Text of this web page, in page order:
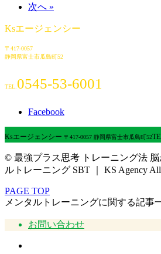
次へ »
Ksエージェンシー
〒417-0057
静岡県富士市瓜島町52
TEL.0545-53-6001
Facebook
Ksエージェンシー 〒417-0057 静岡県富士市瓜島町52
© 最強プラス思考 トレーニング法
ルトレーニング SBT ｜ KS Agency All
PAGE TOP
メンタルトレーニングに関する記事
お問い合わせ